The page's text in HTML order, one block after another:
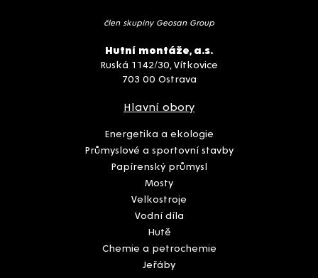
člen skupiny Geosan Group
Hutní montáže, a.s.
Ruská 1142/30, Vítkovice
703 00 Ostrava
Hlavní obory
Energetika a ekologie
Průmyslové a sportovní stavby
Papírenský průmysl
Mosty
Velkostroje
Vodní díla
Hutě
Chemie a petrochemie
Jeřáby